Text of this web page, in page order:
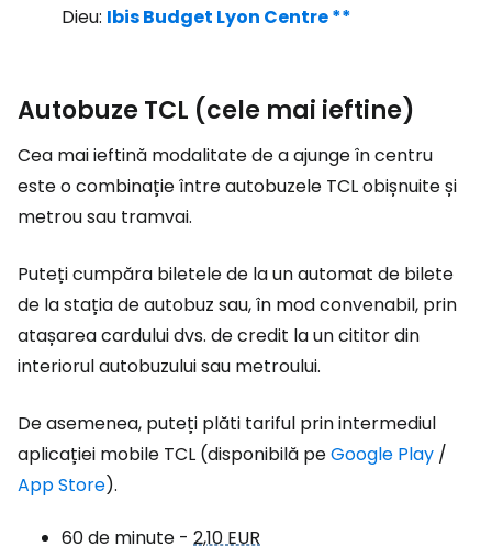
Dieu: Ibis Budget Lyon Centre **
Autobuze TCL (cele mai ieftine)
Cea mai ieftină modalitate de a ajunge în centru
este o combinație între autobuzele TCL obișnuite și
metrou sau tramvai.
Puteți cumpăra biletele de la un automat de bilete
de la stația de autobuz sau, în mod convenabil, prin
atașarea cardului dvs. de credit la un cititor din
interiorul autobuzului sau metroului.
De asemenea, puteți plăti tariful prin intermediul
aplicației mobile TCL (disponibilă peGoogle Play /
App Store).
60 de minute - 2,10 EUR